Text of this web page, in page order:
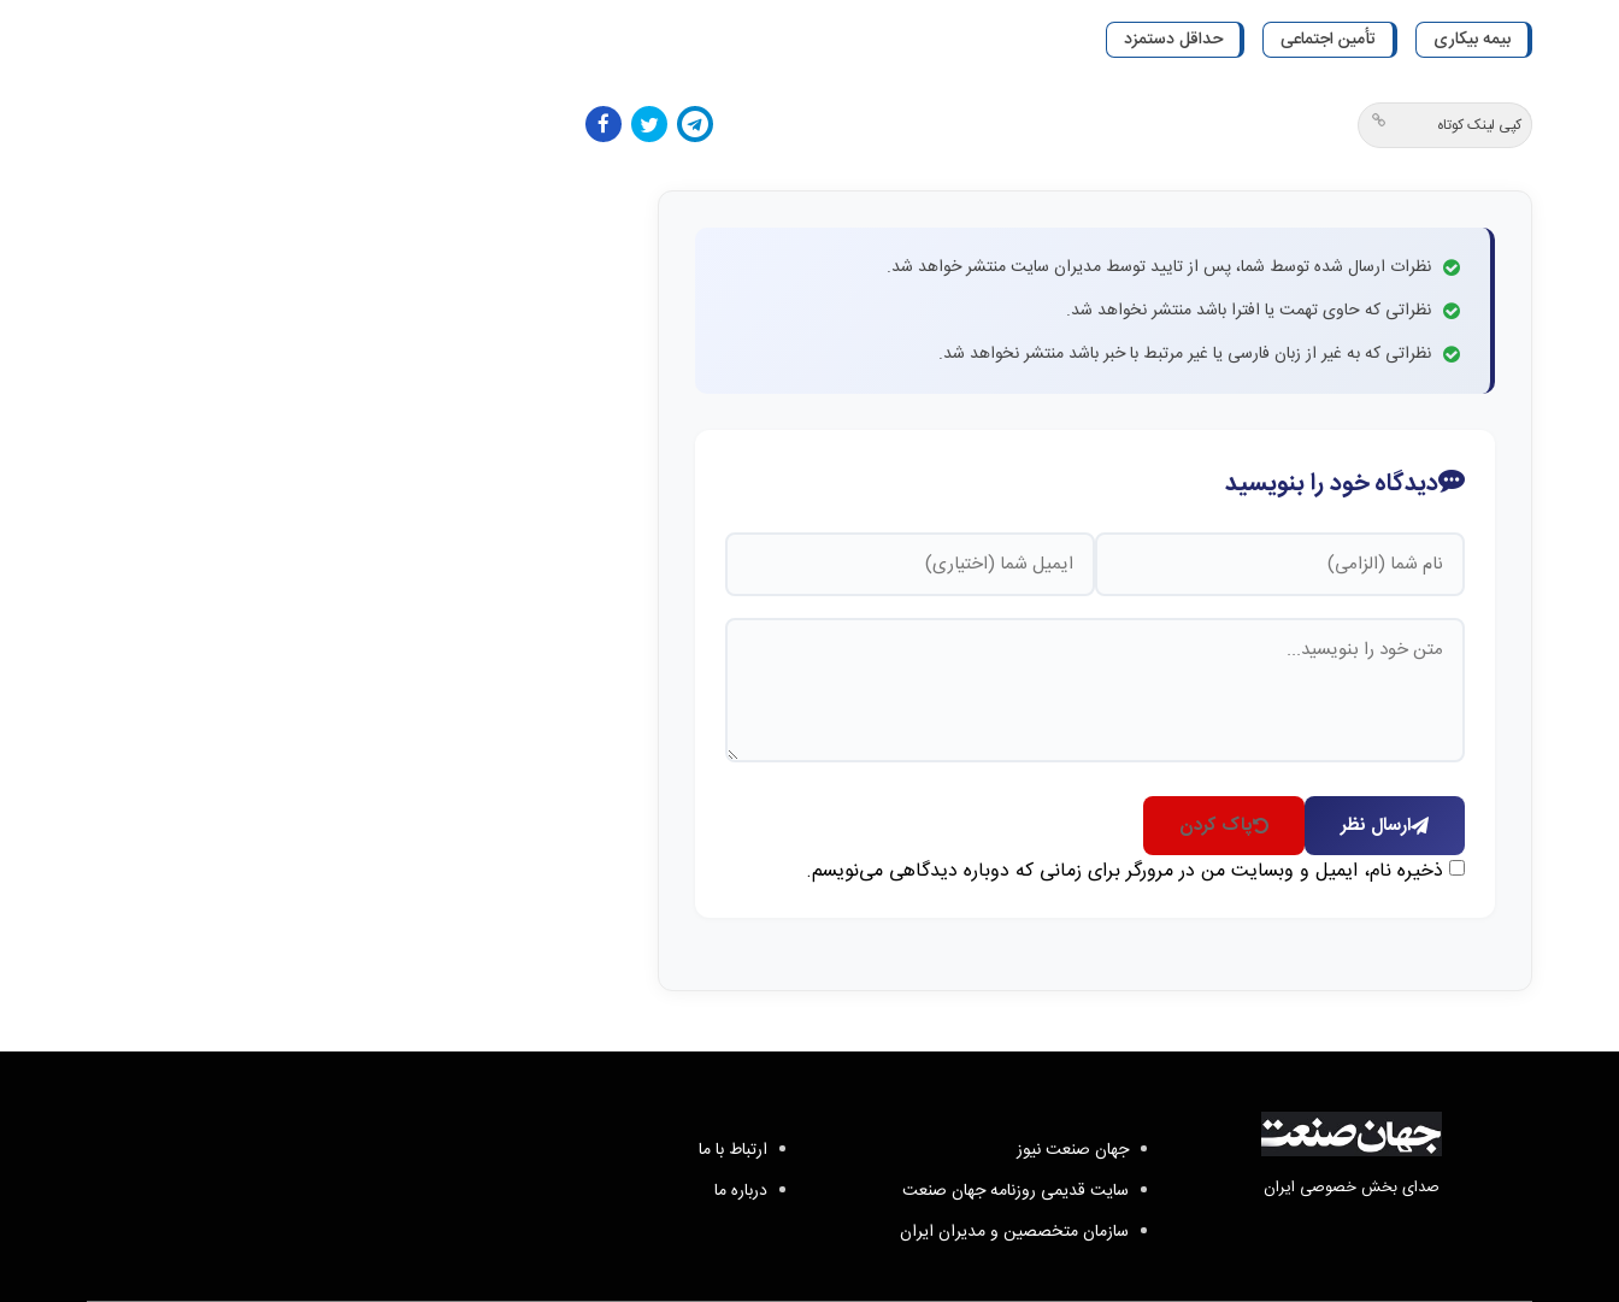
بیمه بیکاری تأمین اجتماعی حداقل دستمزد
کپی لینک کوتاه
نظرات ارسال شده توسط شما، پس از تایید توسط مدیران سایت منتشر خواهد شد.
نظراتی که حاوی تهمت یا افترا باشد منتشر نخواهد شد.
نظراتی که به غیر از زبان فارسی یا غیر مرتبط با خبر باشد منتشر نخواهد شد.
دیدگاه خود را بنویسید
ارسال نظر پاک کردن
ذخیره نام، ایمیل و وبسایت من در مرورگر برای زمانی که دوباره دیدگاهی می‌نویسم.
صدای بخش خصوصی ایران
جهان صنعت نیوز
سایت قدیمی روزنامه جهان صنعت
سازمان متخصصین و مدیران ایران
ارتباط با ما
درباره ما